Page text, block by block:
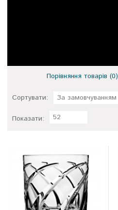
Порівняння товарів (0)
Сортувати: За замовчуванням
Показати: 52